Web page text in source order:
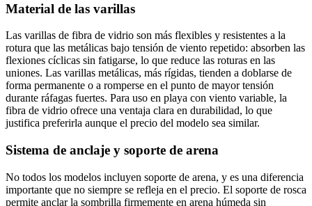
Material de las varillas
Las varillas de fibra de vidrio son más flexibles y resistentes a la
rotura que las metálicas bajo tensión de viento repetido: absorben las
flexiones cíclicas sin fatigarse, lo que reduce las roturas en las
uniones. Las varillas metálicas, más rígidas, tienden a doblarse de
forma permanente o a romperse en el punto de mayor tensión
durante ráfagas fuertes. Para uso en playa con viento variable, la
fibra de vidrio ofrece una ventaja clara en durabilidad, lo que
justifica preferirla aunque el precio del modelo sea similar.
Sistema de anclaje y soporte de arena
No todos los modelos incluyen soporte de arena, y es una diferencia
importante que no siempre se refleja en el precio. El soporte de rosca
permite anclar la sombrilla firmemente en arena húmeda sin